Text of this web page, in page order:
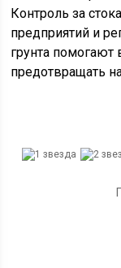
Контроль за
предприятий и
грунта
предотвращать